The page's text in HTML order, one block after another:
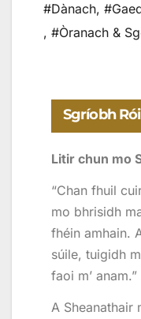
#Dànach,
, #Òranach &
Sgríobh
Litir chun mo
“Chan fhuil
mo bhrisidh
fhéin amhain.
súile, tuigidh
faoi m’ anam.”
A Sheanathair